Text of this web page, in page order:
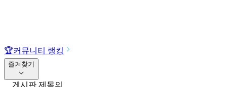
🏆커뮤니티 랭킹
즐겨찾기
게시판 제목의